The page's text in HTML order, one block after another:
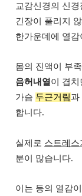
교감신경의 신
긴장이 풀리지
한가운데에 열
몸의 진액이 부
음허내열이 겹치
가슴 두근거림과
합니다.
실제로 스트레
분이 많습니다.
이는 등의 열감